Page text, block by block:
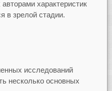
характеристик
в зрелой стадии.
исследований
несколько основных